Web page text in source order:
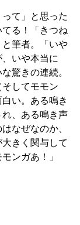
て」と思った
る！「きつね
筆者。「いや
いや本当に
驚きの連続。
してモモン
い。ある鳴き
、ある鳴き声
なぜなのか、
きく関与して
モンガあ！」